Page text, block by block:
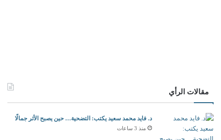
مقالات الرأي
د. فايد محمد سعيد يكتب: التضحية… حين يصبح الأثر جمالًا
منذ 3 ساعات